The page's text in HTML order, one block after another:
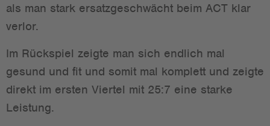
als man stark ersatzgeschwächt beim ACT klar
verlor.
Im Rückspiel zeigte man sich endlich mal
gesund und fit und somit mal komplett und zeigte
direkt im ersten Viertel mit 25:7 eine starke
Leistung.